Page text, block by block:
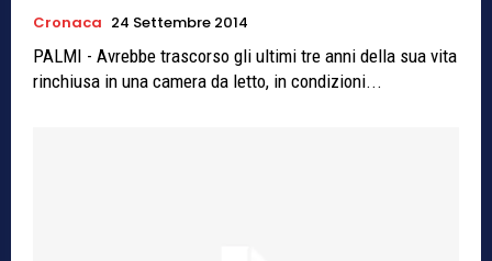
Cronaca 24 Settembre 2014
PALMI - Avrebbe trascorso gli ultimi tre anni della sua vita
rinchiusa in una camera da letto, in condizioni...